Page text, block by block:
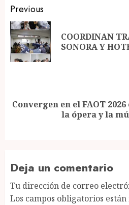
Post
navigation
Previous
COORDINAN
SONORA Y
Next
Convergen en el FAOT
la ópera y la
Deja un comentario
Tu dirección de correo
Los campos obligatorios